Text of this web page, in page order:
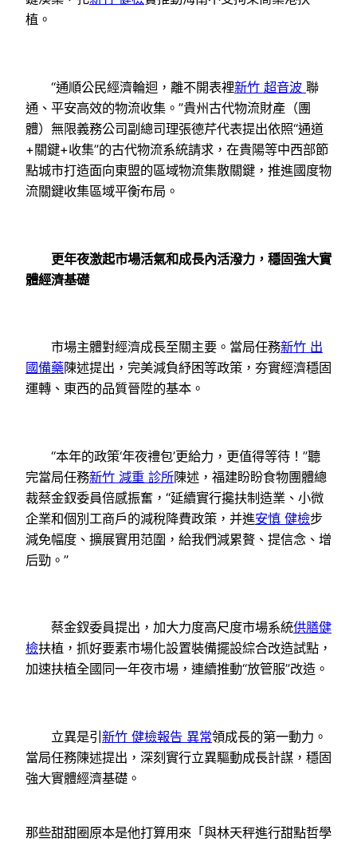
植。
“通順公民經濟輪迴，離不開表裡新竹 超音波 聯
通、平安高效的物流收集。”貴州古代物流財產（團
體）無限義務公司副總司理張德芹代表提出依照“通道
+關鍵+收集”的古代物流系統請求，在貴陽等中西部節
點城市打造面向東盟的區域物流集散關鍵，推進國度物
流關鍵收集區域平衡布局。
更年夜激起市場活氣和成長內活潑力，穩固強大實
體經濟基礎
市場主體對經濟成長至關主要。當局任務新竹 出
國備藥陳述提出，完美減負紓困等政策，夯實經濟穩固
運轉、東西的品質晉陞的基本。
“本年的政策‘年夜禮包’更給力，更值得等待！”聽
完當局任務新竹 減重 診所陳述，福建盼盼食物團體總
裁蔡金釵委員倍感振奮，“延續實行攙扶制造業、小微
企業和個別工商戶的減稅降費政策，并進安慎 健檢步
減免幅度、擴展實用范圍，給我們減累贅、提信念、增
后勁。”
蔡金釵委員提出，加大力度高尺度市場系統供膳健
檢扶植，抓好要素市場化設置裝備擺設綜合改造試點，
加速扶植全國同一年夜市場，連續推動“放管服”改造。
立異是引新竹 健檢報告 異常領成長的第一動力。
當局任務陳述提出，深刻實行立異驅動成長計謀，穩固
強大實體經濟基礎。
那些甜甜圈原本是他打算用來「與林天秤進行甜點哲學